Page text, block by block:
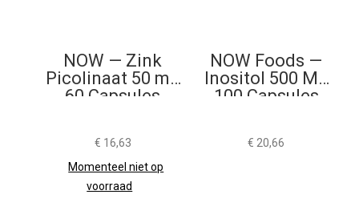
NOW — Zink
Picolinaat 50 mg
60 Capsules
€ 16,63
Momenteel niet op
voorraad
NOW Foods —
Inositol 500 Mg
100 Capsules
€ 20,66